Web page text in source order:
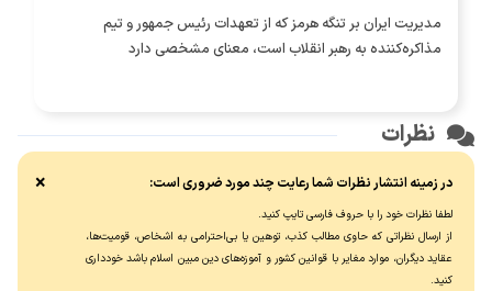
مدیریت ایران بر تنگه هرمز که از تعهدات رئیس جمهور و تیم
مذاکره‌کننده به رهبر انقلاب است، معنای مشخصی دارد
نظرات
در زمینه انتشار نظرات شما رعایت چند مورد ضروری است:
لطفا نظرات خود را با حروف فارسی تایپ کنید.
از ارسال نظراتی که حاوی مطالب کذب، توهین یا بی‌احترامی به اشخاص، قومیت‌ها،
عقاید دیگران، موارد مغایر با قوانین کشور و آموزه‌های دین مبین اسلام باشد خودداری
کنید.
×